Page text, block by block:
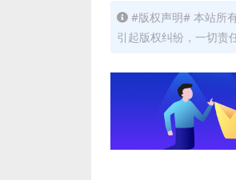
#版权声明# 本站所
引起版权纠纷，一切责